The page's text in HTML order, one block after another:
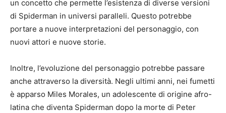
un concetto che permette l’esistenza di diverse versioni
di Spiderman in universi paralleli. Questo potrebbe
portare a nuove interpretazioni del personaggio, con
nuovi attori e nuove storie.
Inoltre, l’evoluzione del personaggio potrebbe passare
anche attraverso la diversità. Negli ultimi anni, nei fumetti
è apparso Miles Morales, un adolescente di origine afro-
latina che diventa Spiderman dopo la morte di Peter